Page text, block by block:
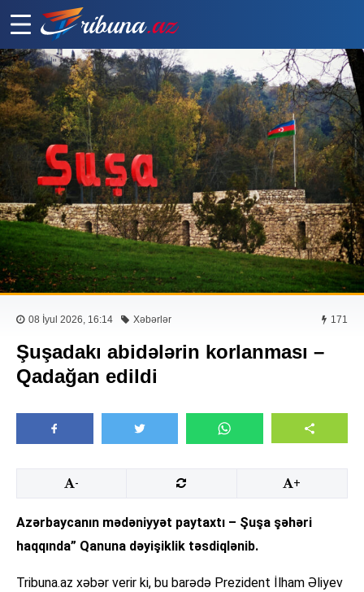
08 İyul 2026, 16:14 Xəbərlər 171
Şuşadakı abidələrin korlanması –
Qadağan edildi
- +
Azərbaycanın mədəniyyət paytaxtı – Şuşa şəhəri
haqqında” Qanuna dəyişiklik təsdiqlənib.
Tribuna.az xəbər verir ki, bu barədə Prezident İlham Əliyev